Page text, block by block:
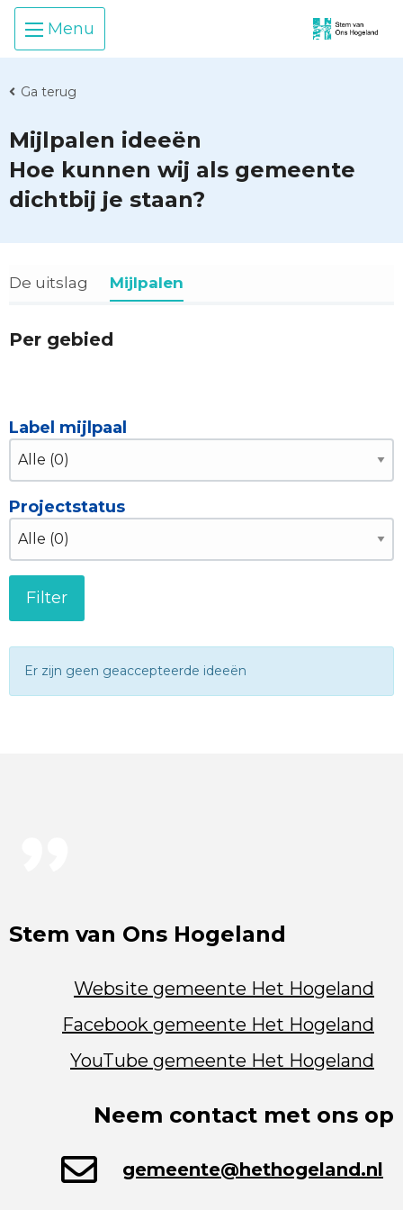
Skip To Main Content
Skip
Content
Menu
Ga terug
Mijlpalen ideeën
Hoe kunnen wij als gemeente
dichtbij je staan?
De uitslag U bent in
Mijlpalen
Per gebied
Label mijlpaal
Projectstatus
Er zijn geen geaccepteerde ideeën
Stem van Ons Hogeland
Website gemeente Het Hogeland
Facebook gemeente Het Hogeland
YouTube gemeente Het Hogeland
Neem contact met ons op
gemeente@hethogeland.nl